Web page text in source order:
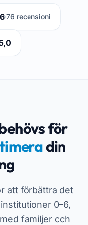
76 recensioni
för
din
att förbättra det
0–6,
familjer och